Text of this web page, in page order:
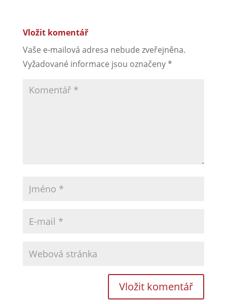
Vložit komentář
Vaše e-mailová adresa nebude zveřejněna.
Vyžadované informace jsou označeny*